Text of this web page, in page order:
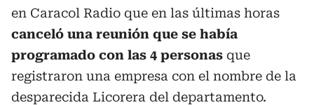
en Caracol Radio que en las últimas horas
canceló una reunión que se había
programado con las 4 personas que
registraron una empresa con el nombre de la
desparecida Licorera del departamento.